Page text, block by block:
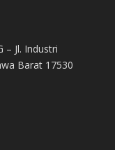
– Jl. Industri
Barat 17530